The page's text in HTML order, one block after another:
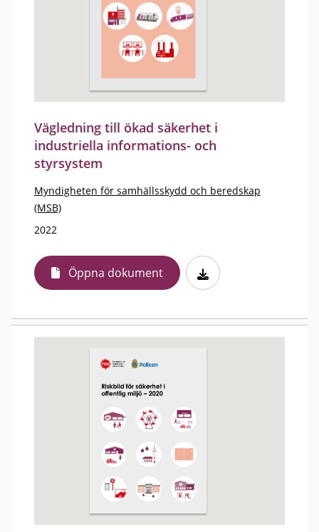
Vägledning till ökad säkerhet i
industriella informations- och
styrsystem
Myndigheten för samhällsskydd och beredskap
(MSB)
2022
Öppna dokument